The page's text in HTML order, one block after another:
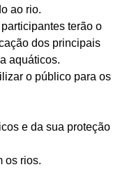
ao rio.
terão o
dos principais
aquáticos.
o público para os
e da sua proteção
os rios.